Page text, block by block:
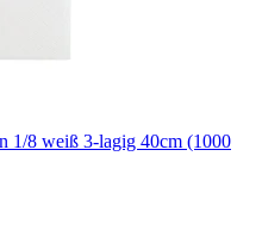
1/8 weiß 3-lagig 40cm (1000